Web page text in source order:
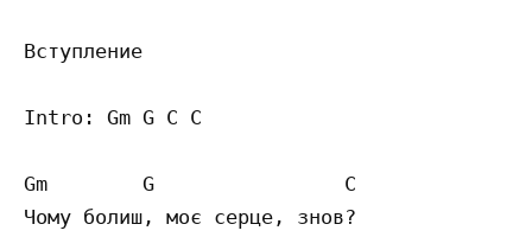
Вступление
Intro: Gm G C C
Gm        G                C
Чому болиш, моє серце, знов?